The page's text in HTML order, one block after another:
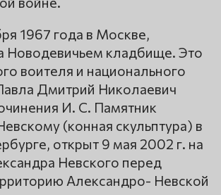
1967 года в Москве,
Новодевичьем кладбище. Это
воителя и национального
Дмитрий Николаевич
И. С. Памятник
(конная скульптура) в
открыт 9 мая 2002 г. на
Невского перед
Александро- Невской